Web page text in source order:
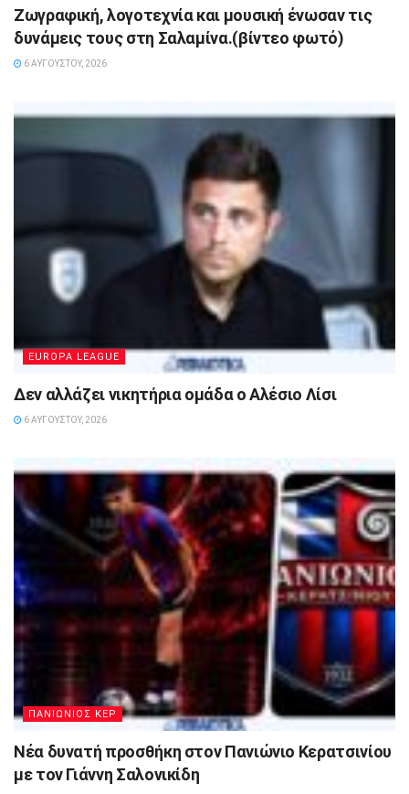
Ζωγραφική, λογοτεχνία και μουσική ένωσαν τις
δυνάμεις τους στη Σαλαμίνα.(βίντεο φωτό)
6 ΑΥΓΟΎΣΤΟΥ, 2026
EUROPA LEAGUE
Δεν αλλάζει νικητήρια ομάδα ο Αλέσιο Λίσι
6 ΑΥΓΟΎΣΤΟΥ, 2026
ΠΑΝΙΩΝΙΟΣ ΚΕΡ
Νέα δυνατή προσθήκη στον Πανιώνιο Κερατσινίου
με τον Γιάννη Σαλονικίδη